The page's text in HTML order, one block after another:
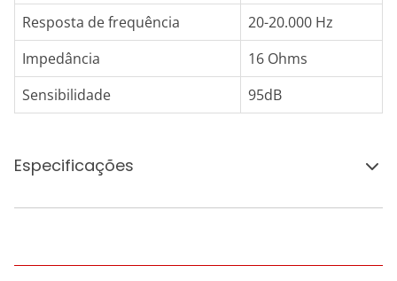
Resposta de frequência
20-20.000 Hz
Impedância
16 Ohms
Sensibilidade
95dB
Especificações